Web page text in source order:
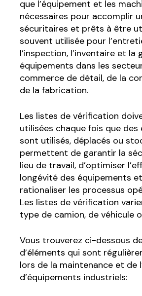
que l’équipement et les
nécessaires pour accomplir
sécuritaires et prêts à être
souvent utilisée pour
l’inspection, l’inventaire et la
équipements dans les
commerce de détail, de la
de la fabrication.
Les listes de vérification
utilisées chaque fois que des
sont utilisés, déplacés ou
permettent de garantir la
lieu de travail, d’optimiser
longévité des équipements
rationaliser les processus
Les listes de vérification
type de camion, de véhicule
Vous trouverez ci-dessous
d’éléments qui sont
lors de la maintenance et de
d’équipements industriels: